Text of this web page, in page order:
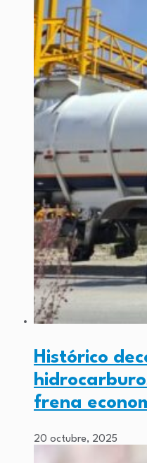
Histórico
frena
20 octubre, 2025